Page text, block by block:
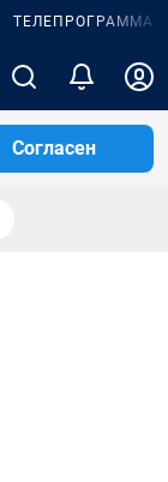
ТЕЛЕПРОГРАММА
Согласен